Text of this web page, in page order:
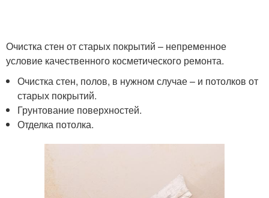
Очистка стен от старых покрытий – непременное
условие качественного косметического ремонта.
Очистка стен, полов, в нужном случае – и потолков от
старых покрытий.
Грунтование поверхностей.
Отделка потолка.